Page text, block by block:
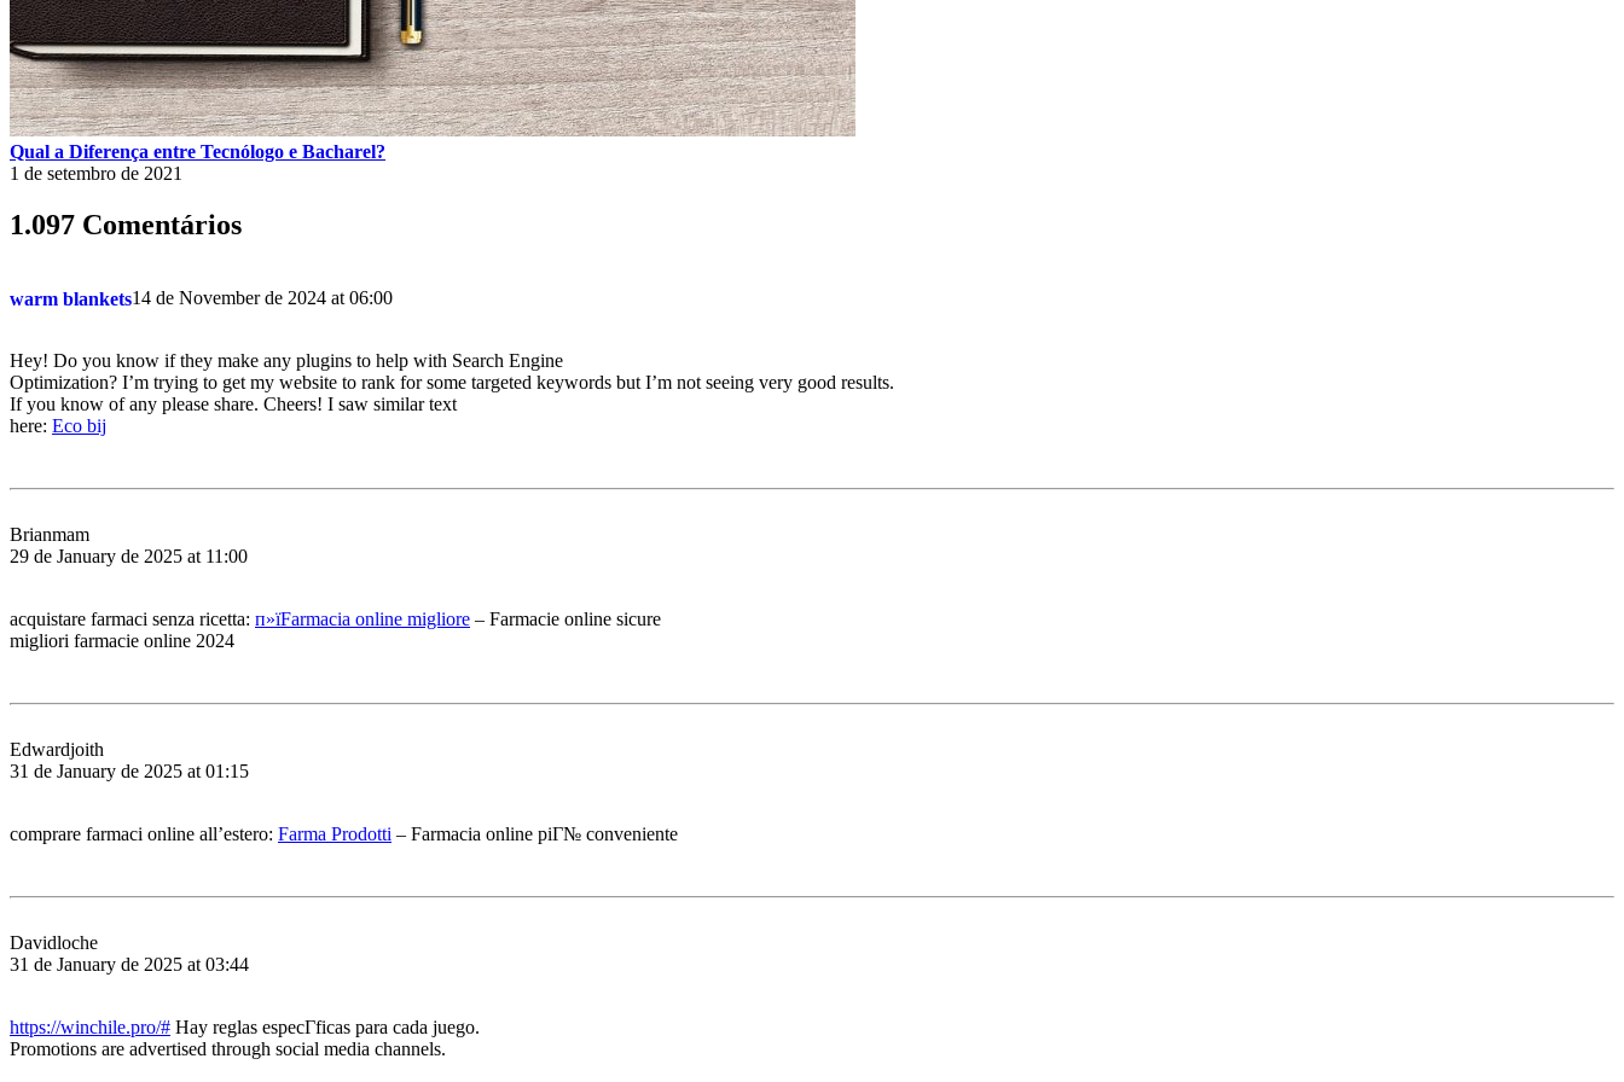
Qual a Diferença entre Tecnólogo e Bacharel?
1 de setembro de 2021
1.097 Comentários
warm blankets14 de November de 2024 at 06:00
Hey! Do you know if they make any plugins to help with Search Engine
Optimization? I’m trying to get my website to rank for some targeted keywords but I’m not seeing very good results.
If you know of any please share. Cheers! I saw similar text
here: Eco bij
Brianmam
29 de January de 2025 at 11:00
acquistare farmaci senza ricetta: п»їFarmacia online migliore – Farmacie online sicure
migliori farmacie online 2024
Edwardjoith
31 de January de 2025 at 01:15
comprare farmaci online all’estero: Farma Prodotti – Farmacia online piГ№ conveniente
Davidloche
31 de January de 2025 at 03:44
https://winchile.pro/# Hay reglas especГ­ficas para cada juego.
Promotions are advertised through social media channels.